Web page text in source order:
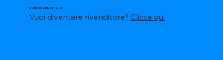
AREA RIVENDITORI
Vuoi diventare rivenditore?Clicca qui